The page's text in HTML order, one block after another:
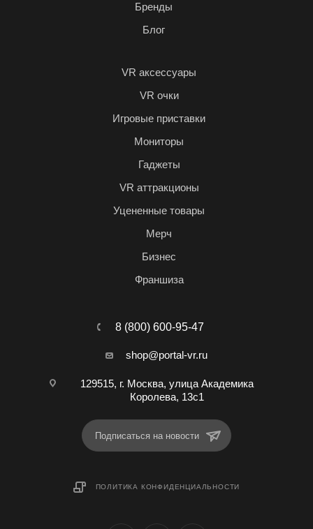
Бренды
Блог
VR аксессуары
VR очки
Игровые приставки
Мониторы
Гаджеты
VR аттракционы
Уцененные товары
Мерч
Бизнес
Франшиза
8 (800) 600-95-47
shop@portal-vr.ru
129515, г. Москва, улица Академика
Королева, 13с1
Подписаться на новости
ПОЛИТИКА КОНФИДЕНЦИАЛЬНОСТИ